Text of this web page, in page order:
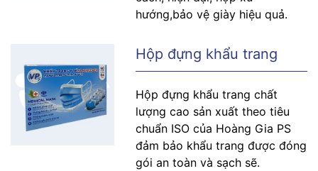
hướng,bảo vệ giày hiệu quả.
Hộp đựng khẩu trang
Hộp đựng khẩu trang chất
lượng cao sản xuất theo tiêu
chuẩn ISO của Hoàng Gia PS
đảm bảo khẩu trang được đóng
gói an toàn và sạch sẽ.